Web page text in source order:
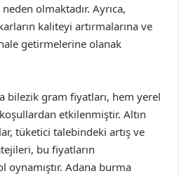
olmaktadır. Ayrıca,
kaliteyi artırmalarına ve
getirmelerine olanak
bilezik gram fiyatları, hem yerel
etkilenmiştir. Altın
tüketici talebindeki artış ve
bu fiyatların
Adana burma